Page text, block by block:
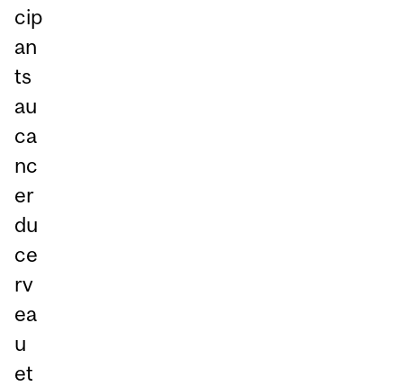
cip
an
ts
au
ca
nc
er
du
ce
rv
ea
u
et